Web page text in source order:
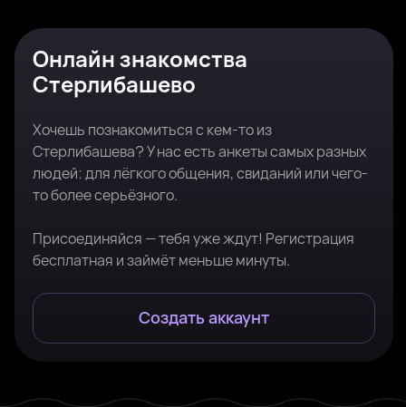
Онлайн знакомства
Стерлибашево
Хочешь познакомиться с кем-то из
Стерлибашева? У нас есть анкеты самых разных
людей: для лёгкого общения, свиданий или чего-
то более серьёзного.
Присоединяйся — тебя уже ждут! Регистрация
бесплатная и займёт меньше минуты.
Создать аккаунт